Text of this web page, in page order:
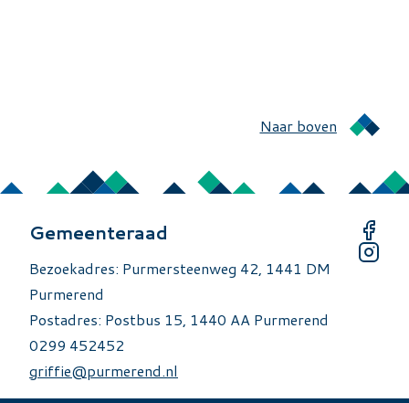
Naar boven
Gemeenteraad
Bezoekadres: Purmersteenweg 42, 1441 DM
Purmerend
Postadres: Postbus 15, 1440 AA Purmerend
0299 452452
griffie@purmerend.nl